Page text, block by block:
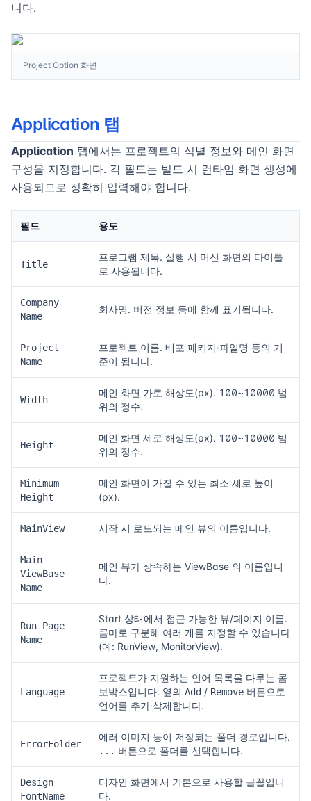
니다.
Project Option 화면
Application 탭
Application 탭에서는 프로젝트의 식별 정보와 메인 화면
구성을 지정합니다. 각 필드는 빌드 시 런타임 화면 생성에
사용되므로 정확히 입력해야 합니다.
필드 용도
Title
프로그램 제목. 실행 시 머신 화면의 타이틀
로 사용됩니다.
Company
Name
회사명. 버전 정보 등에 함께 표기됩니다.
Project
Name
프로젝트 이름. 배포 패키지·파일명 등의 기
준이 됩니다.
Width
메인 화면 가로 해상도(px). 100~10000 범
위의 정수.
Height
메인 화면 세로 해상도(px). 100~10000 범
위의 정수.
Minimum
Height
메인 화면이 가질 수 있는 최소 세로 높이
(px).
MainView 시작 시 로드되는 메인 뷰의 이름입니다.
Main
ViewBase
Name
메인 뷰가 상속하는 ViewBase 의 이름입니
다.
Run Page
Name
Start 상태에서 접근 가능한 뷰/페이지 이름.
콤마로 구분해 여러 개를 지정할 수 있습니다
(예: RunView, MonitorView).
Language
프로젝트가 지원하는 언어 목록을 다루는 콤
보박스입니다. 옆의 Add / Remove 버튼으로
언어를 추가·삭제합니다.
ErrorFolder
에러 이미지 등이 저장되는 폴더 경로입니다.
... 버튼으로 폴더를 선택합니다.
Design
FontName
디자인 화면에서 기본으로 사용할 글꼴입니
다.